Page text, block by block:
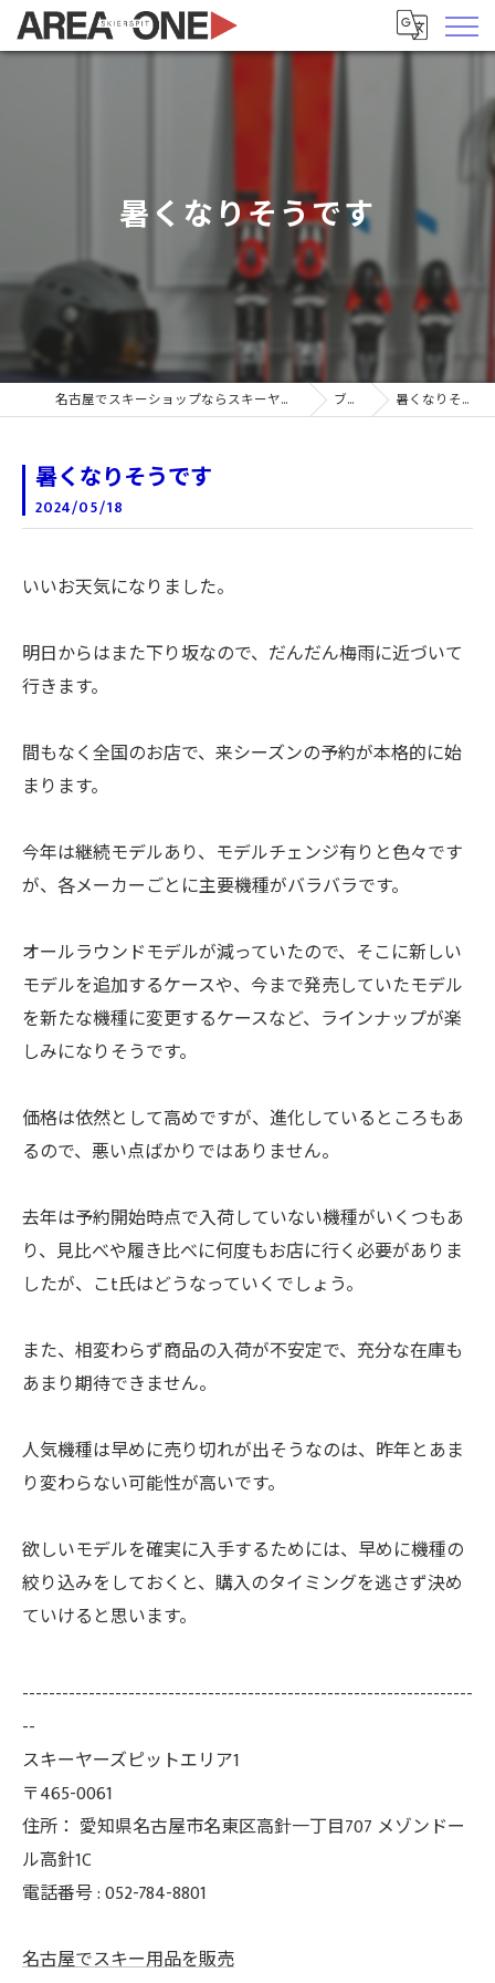
暑くなりそうです
名古屋でスキーショップならスキーヤーズピットエリア1 ブログ 暑くなりそうです
暑くなりそうです
2024/05/18
いいお天気になりました。
明日からはまた下り坂なので、だんだん梅雨に近づいて
行きます。
間もなく全国のお店で、来シーズンの予約が本格的に始
まります。
今年は継続モデルあり、モデルチェンジ有りと色々です
が、各メーカーごとに主要機種がバラバラです。
オールラウンドモデルが減っていたので、そこに新しい
モデルを追加するケースや、今まで発売していたモデル
を新たな機種に変更するケースなど、ラインナップが楽
しみになりそうです。
価格は依然として高めですが、進化しているところもあ
るので、悪い点ばかりではありません。
去年は予約開始時点で入荷していない機種がいくつもあ
り、見比べや履き比べに何度もお店に行く必要がありま
したが、こt氏はどうなっていくでしょう。
また、相変わらず商品の入荷が不安定で、充分な在庫も
あまり期待できません。
人気機種は早めに売り切れが出そうなのは、昨年とあま
り変わらない可能性が高いです。
欲しいモデルを確実に入手するためには、早めに機種の
絞り込みをしておくと、購入のタイミングを逃さず決め
ていけると思います。
--------------------------------------------------------------------
--
スキーヤーズピットエリア1
〒465-0061
住所： 愛知県名古屋市名東区高針一丁目707 メゾンドー
ル高針1C
電話番号 :052-784-8801
名古屋でスキー用品を販売